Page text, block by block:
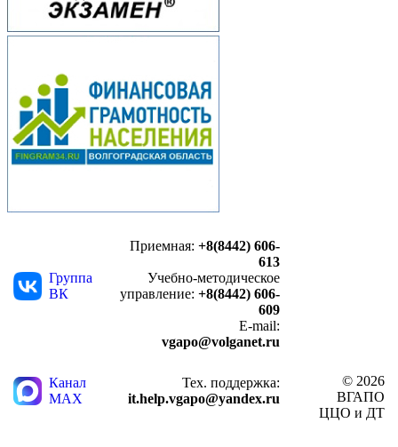
Группа
ВК
Приемная: +8(8442) 606-
613
Учебно-методическое
управление: +8(8442) 606-
609
E-mail:
vgapo@volganet.ru
Канал
MAX
Тех. поддержка:
it.help.vgapo@yandex.ru
© 2026
ВГАПО
ЦЦО и ДТ